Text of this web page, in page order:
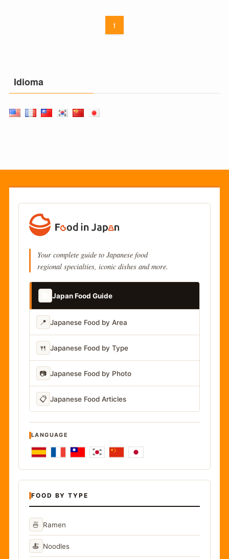
1
Idioma
Your complete guide to Japanese food
regional specialties, iconic dishes and more.
Japan Food Guide
📍 Japanese Food by Area
🍴 Japanese Food by Type
📷 Japanese Food by Photo
📋 Japanese Food Articles
LANGUAGE
FOOD BY TYPE
🍜 Ramen
🍝 Noodles